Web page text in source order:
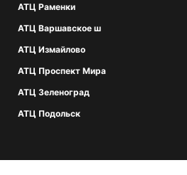
АТЦ Раменки
АТЦ Варшавское ш
АТЦ Измайлово
АТЦ Проспект Мира
АТЦ Зеленоград
АТЦ Подольск